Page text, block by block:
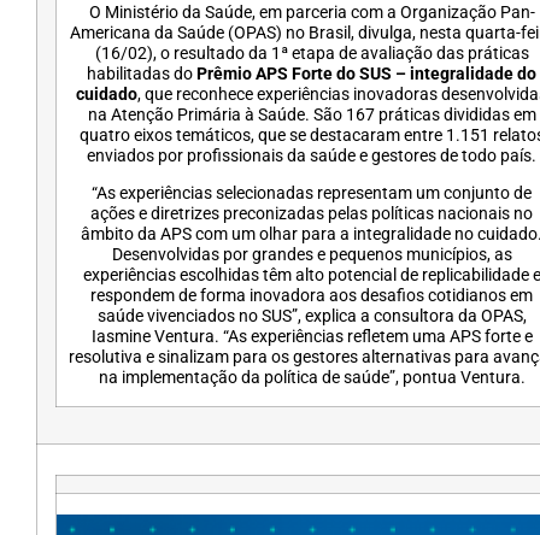
O Ministério da Saúde, em parceria com a Organização Pan-
Americana da Saúde (OPAS) no Brasil, divulga, nesta quarta-
(16/02), o resultado da 1ª etapa de avaliação das práticas
habilitadas doPrêmio APS Forte do SUS – integralidade do
cuidado, que reconhece experiências inovadoras
na Atenção Primária à Saúde. São 167 práticas divididas em
quatro eixos temáticos, que se destacaram entre 1.151
enviados por profissionais da saúde e gestores de todo país.
“As experiências selecionadas representam um conjunto de
ações e diretrizes preconizadas pelas políticas nacionais no
âmbito da APS com um olhar para a integralidade no
Desenvolvidas por grandes e pequenos municípios, as
experiências escolhidas têm alto potencial de replicabilidade e
respondem de forma inovadora aos desafios cotidianos em
saúde vivenciados no SUS”, explica a consultora da OPAS,
Iasmine Ventura. “As experiências refletem uma APS forte e
resolutiva e sinalizam para os gestores alternativas para
na implementação da política de saúde”, pontua Ventura.